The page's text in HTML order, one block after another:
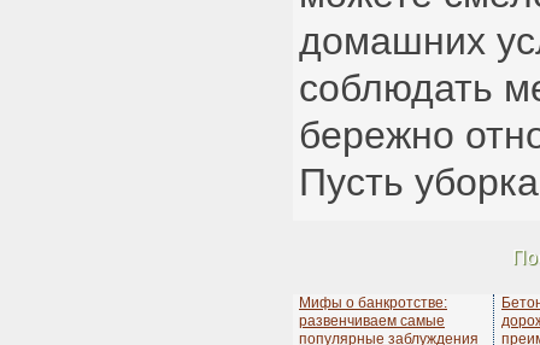
домашних
соблюдать
бережно
Пусть
Мифы о банкротстве:
развенчиваем самые
популярные заблуждения